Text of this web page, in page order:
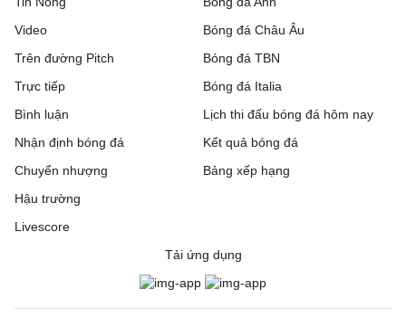
Video
Trên đường Pitch
Trực tiếp
Bóng đá Châu Âu
Bóng đá TBN
Bóng đá Italia
Bình luận
Nhận định bóng đá
Chuyển nhượng
Hậu trường
Livescore
Lịch thi đấu bóng đá hôm nay
Kết quả bóng đá
Bảng xếp hạng
Tải ứng dụng